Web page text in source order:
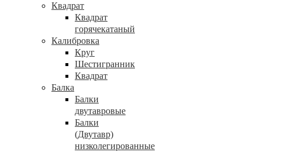
Квадрат
Квадрат
горячекатаный
Калибровка
Круг
Шестигранник
Квадрат
Балка
Балки
двутавровые
Балки
(Двутавр)
низколегированные